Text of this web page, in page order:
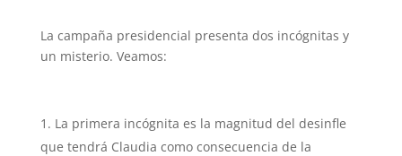
La campaña presidencial presenta dos incógnitas y
un misterio. Veamos:
La primera incógnita es la magnitud del desinfle
que tendrá Claudia como consecuencia de la